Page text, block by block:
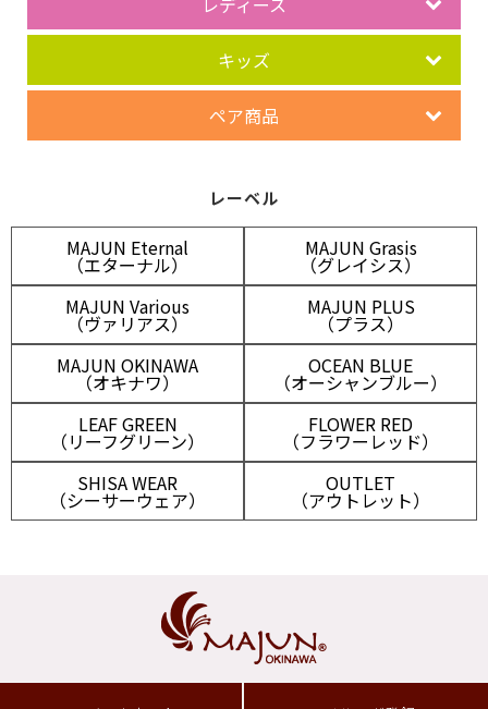
キッズ
ペア商品
レーベル
MAJUN Eternal
（エターナル）
MAJUN Grasis
（グレイシス）
MAJUN Various
（ヴァリアス）
MAJUN PLUS
（プラス）
MAJUN OKINAWA
（オキナワ）
OCEAN BLUE
（オーシャンブルー）
LEAF GREEN
（リーフグリーン）
FLOWER RED
（フラワーレッド）
SHISA WEAR
（シーサーウェア）
OUTLET
（アウトレット）